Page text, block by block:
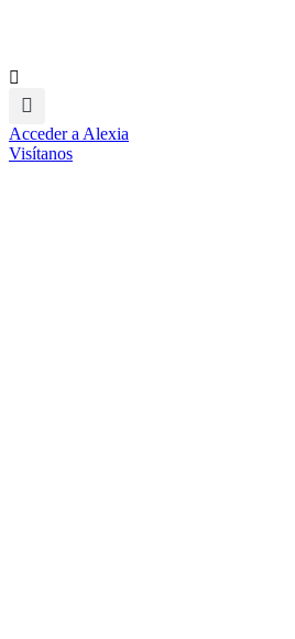
Acceder a Alexia
Visítanos